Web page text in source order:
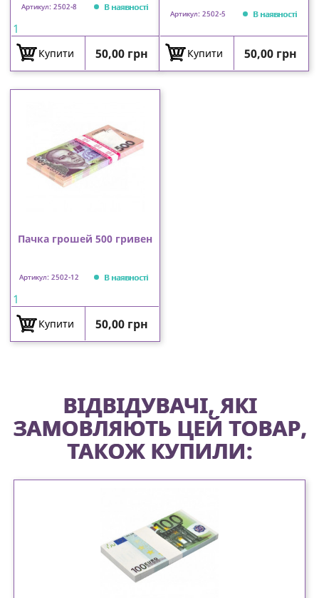
Артикул: 2502-8 В наявності
1
Купити Ціна
50,00 грн
Артикул: 2502-5 В наявності
Купити Ціна
50,00 грн
Пачка грошей 500 гривен
Артикул: 2502-12 В наявності
1
Купити Ціна
50,00 грн
ВІДВІДУВАЧІ, ЯКІ
ЗАМОВЛЯЮТЬ ЦЕЙ ТОВАР,
ТАКОЖ КУПИЛИ: